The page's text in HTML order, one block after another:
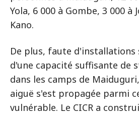
Yola, 6 000 à Gombe, 3 000 à
Kano.
De plus, faute d'installations
d'une capacité suffisante de
dans les camps de
aiguë s'est propagée parmi
vulnérable. Le CICR a